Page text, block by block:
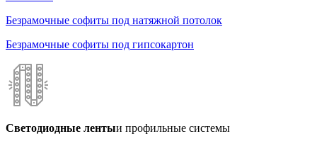
Безрамочные софиты под натяжной потолок
Безрамочные софиты под гипсокартон
Светодиодные лентыи профильные системы